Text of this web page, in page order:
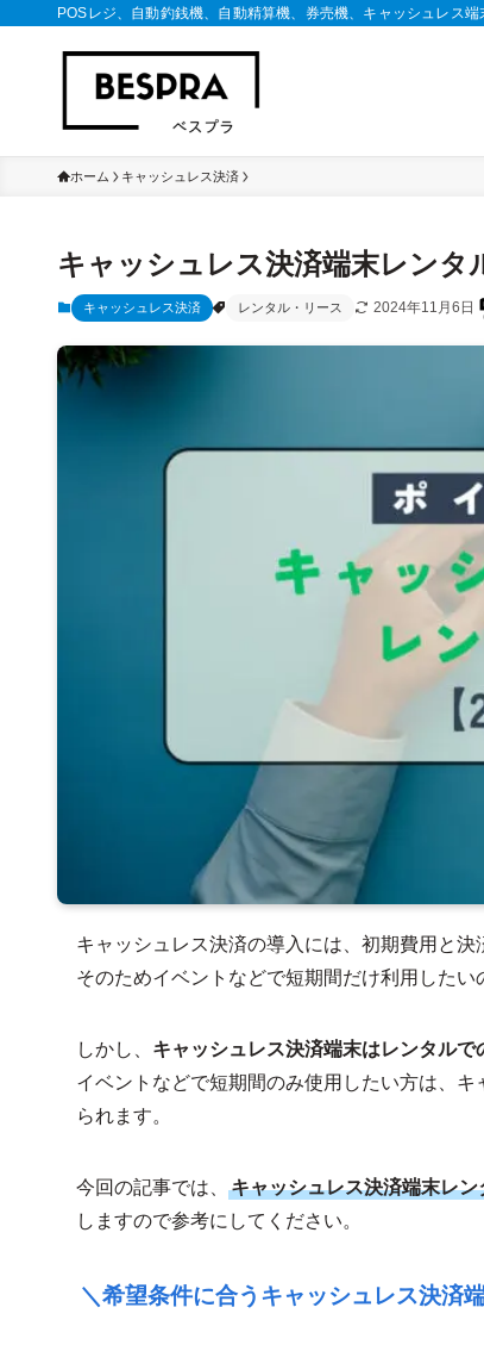
POSレジ、自動釣銭機、自動精算機、券売機、キャッシュレス
ホーム キャッシュレス決済
キャッシュレス決済端末レン
キャッシュレス決済 レンタル・リース 2024年11月6日
キャッシュレス決済の導入には、初期費用と決
そのためイベントなどで短期間だけ利用した
しかし、 キャッシュレス決済端末はレンタルで
イベントなどで短期間のみ使用したい方は、
られます。
今回の記事では、 キャッシュレス決済端末レ
しますので参考にしてください。
＼希望条件に合うキャッシュレス決済